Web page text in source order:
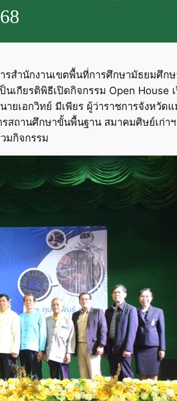
สำนักงานเขตพื้นที่การศึกษามัธยมศึก
เกียรติพิธีเปิดกิจกรรม Open House
เอกวิทย์ มีเพียร ผู้ว่าราชการจังหวัด
สถานศึกษาขั้นพื้นฐาน สมาคมศิษย์เก่า
มกิจกรรม